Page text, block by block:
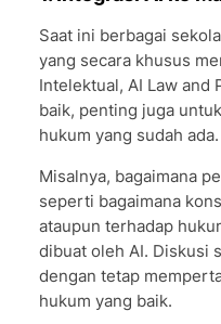
Saat ini berbagai
yang secara khusus
Intelektual, AI Law and
baik, penting juga
hukum yang sudah ada.
Misalnya, bagaimana
seperti bagaimana
ataupun terhadap
dibuat oleh AI. Diskusi
dengan tetap
hukum yang baik.